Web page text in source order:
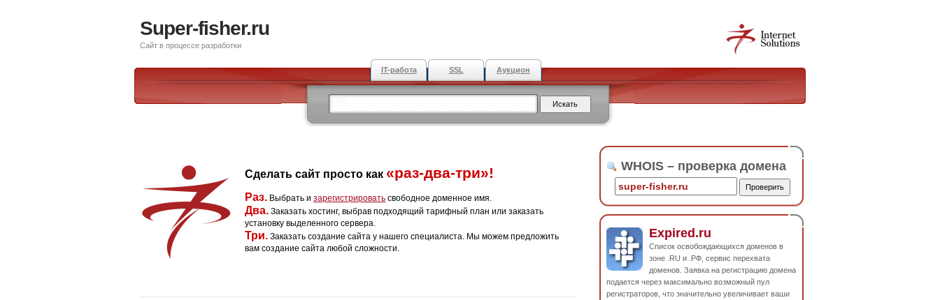
Super-fisher.ru
Сайт в процессе разработки
IT-работа SSL Аукцион
Сделать сайт просто как «раз-два-три»!
Раз. Выбрать и зарегистрировать свободное доменное имя.
Два. Заказать хостинг, выбрав подходящий тарифный план или заказать
установку выделенного сервера.
Три. Заказать создание сайта у нашего специалиста. Мы можем предложить
вам создание сайта любой сложности.
WHOIS – проверка домена
Expired.ru
Список освобождающихся доменов в
зоне .RU и .РФ, сервис перехвата
доменов. Заявка на регистрацию домена
подается через максимально возможный пул
регистраторов, что значительно увеличивает ваши